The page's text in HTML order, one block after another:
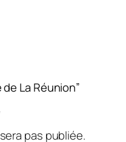
La Réunion”
pas publiée.